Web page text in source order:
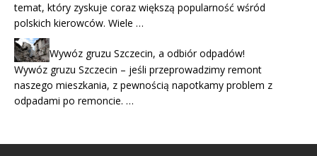
temat, który zyskuje coraz większą popularność wśród
polskich kierowców. Wiele …
Wywóz gruzu Szczecin, a odbiór odpadów!
Wywóz gruzu Szczecin – jeśli przeprowadzimy remont
naszego mieszkania, z pewnością napotkamy problem z
odpadami po remoncie. …